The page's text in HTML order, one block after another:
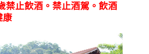
禁止飲酒。禁止酒駕。飲酒
康